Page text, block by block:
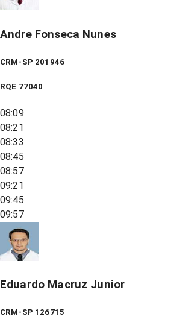
Andre Fonseca Nunes
CRM-SP 201946
RQE 77040
08:09
08:21
08:33
08:45
08:57
09:21
09:45
09:57
Eduardo Macruz Junior
CRM-SP 126715